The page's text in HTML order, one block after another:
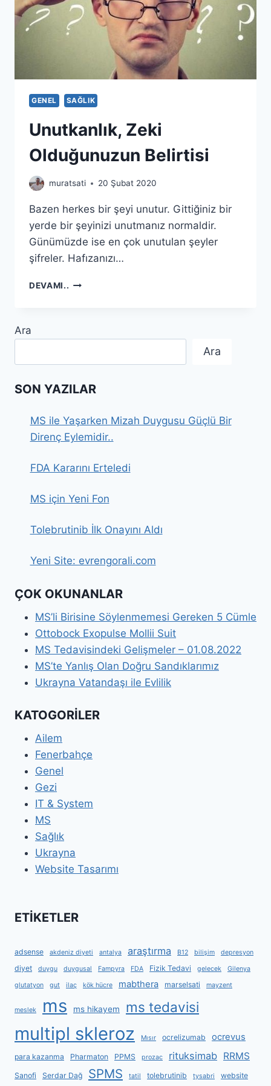
GENEL SAĞLIK
Unutkanlık, Zeki
Olduğunuzun Belirtisi
muratsati 20 Şubat 2020
Bazen herkes bir şeyi unutur. Gittiğiniz bir
yerde bir şeyinizi unutmanız normaldir.
Günümüzde ise en çok unutulan şeyler
şifreler. Hafızanızı…
DEVAMI.. UNUTKANLIK,
Ara
Ara
SON YAZILAR
MS ile Yaşarken Mizah Duygusu Güçlü Bir
Direnç Eylemidir..
FDA Kararını Erteledi
MS için Yeni Fon
Tolebrutinib İlk Onayını Aldı
Yeni Site: evrengorali.com
ÇOK OKUNANLAR
MS’li Birisine Söylenmemesi Gereken 5 Cümle
Ottobock Exopulse Mollii Suit
MS Tedavisindeki Gelişmeler – 01.08.2022
MS’te Yanlış Olan Doğru Sandıklarımız
Ukrayna Vatandaşı ile Evlilik
KATOGORİLER
Ailem
Fenerbahçe
Genel
Gezi
IT & System
MS
Sağlık
Ukrayna
Website Tasarımı
ETİKETLER
adsense akdeniz diyeti antalya araştırma B12 bilişim depresyon
diyet duygu duygusal Fampyra FDA Fizik Tedavi gelecek Gilenya
glutatyon gut ilaç kök hücre mabthera marselsati mayzent
meslek ms ms hikayem ms tedavisi
multipl skleroz Mısır ocrelizumab ocrevus
para kazanma Pharmaton PPMS prozac rituksimab RRMS
Sanofi Serdar Dağ SPMS tatil tolebrutinib tysabri website